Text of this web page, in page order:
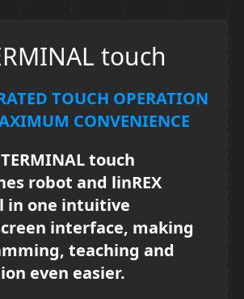
touch
TOUCH OPERATION
CONVENIENCE
touch
robot and linREX
in one intuitive
interface, making
teaching and
even easier.